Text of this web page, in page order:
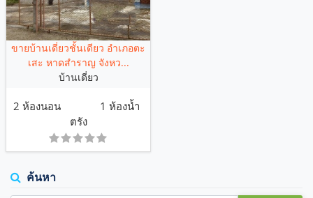
ขายบ้านเดี่ยวชั้นเดียว อำเภอตะ
เสะ หาดสำราญ จังหว...
บ้านเดี่ยว
2 ห้องนอน
1 ห้องน้ำ
ตรัง
ค้นหา